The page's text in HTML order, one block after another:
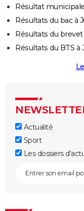
Résultat
Résultats du bac à
Résultats du brevet
Résultats du BTS à
Actualité
Sport
Les dossiers